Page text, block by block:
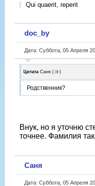
Qui quaerit, reperit
doc_by
Дата: Суббота, 05 Апреля
Цитата Саня ( )
Родственник?
Внук, но я уточню
точнее. Фамилия
Саня
Дата: Суббота, 05 Апреля